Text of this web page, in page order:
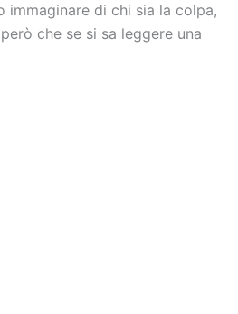
immaginare di chi sia la colpa,
che se si sa leggere una